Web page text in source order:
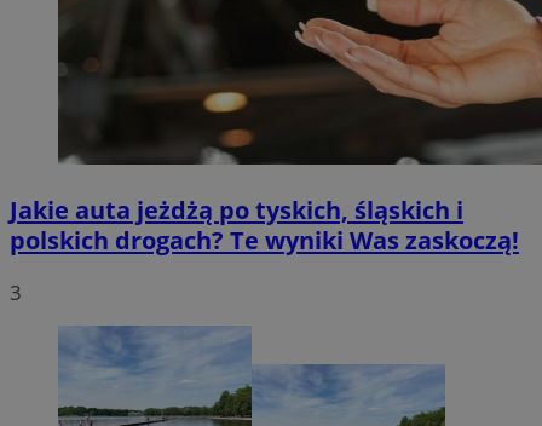
Jakie auta jeżdżą po tyskich, śląskich i
polskich drogach? Te wyniki Was zaskoczą!
3